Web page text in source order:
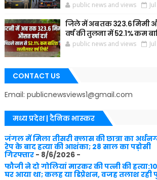
public news and views
जिले में अब तक 323.6 मिमी
वर्ष की तुलना में 52.1% कम
public news and views
CONTACT US
Email: publicnewsviews1@gmail.com
मध्य प्रदेश | दैनिक भास्कर
जंगल में मिला तीसरी क्लास की छात्रा का
रेप के बाद हत्या की आशंका; 28 साल का पड़ोसी
गिरफ्तार- 8/6/2026-
फौजी ने दो गोलियां मारकर की पत्नी की
घर आया था; कलह या डिप्रेशन, वजह तलाश रही